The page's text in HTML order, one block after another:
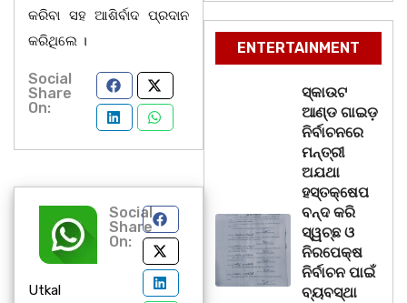
କରିବା ସହ ଆଶିର୍ବାଦ ପ୍ରଦାନ
କରିଥିଲେ ।
Social
Share
On:
Utkal
Social
Share
On:
ENTERTAINMENT
ସ୍କାଉଟ
ଆଣ୍ଡ ଗାଇଡ଼
ନିର୍ବାଚନରେ
ମନ୍ତ୍ରୀ
ଅଯଥା
ହସ୍ତକ୍ଷେପ
ବନ୍ଦ କରି
ସ୍ୱଚ୍ଛ ଓ
ନିରପେକ୍ଷ
ନିର୍ବାଚନ ପାଇଁ
ବ୍ୟବସ୍ଥା